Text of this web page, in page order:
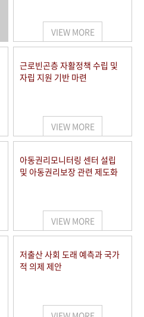
VIEW MORE
근로빈곤층 자활정책 수립 및
자립 지원 기반 마련
VIEW MORE
아동권리모니터링 센터 설립
및 아동권리보장 관련 제도화
VIEW MORE
저출산 사회 도래 예측과 국가
적 의제 제안